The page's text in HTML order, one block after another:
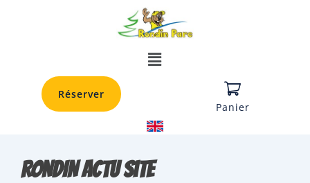
Réserver
Panier
RONDIN actu site